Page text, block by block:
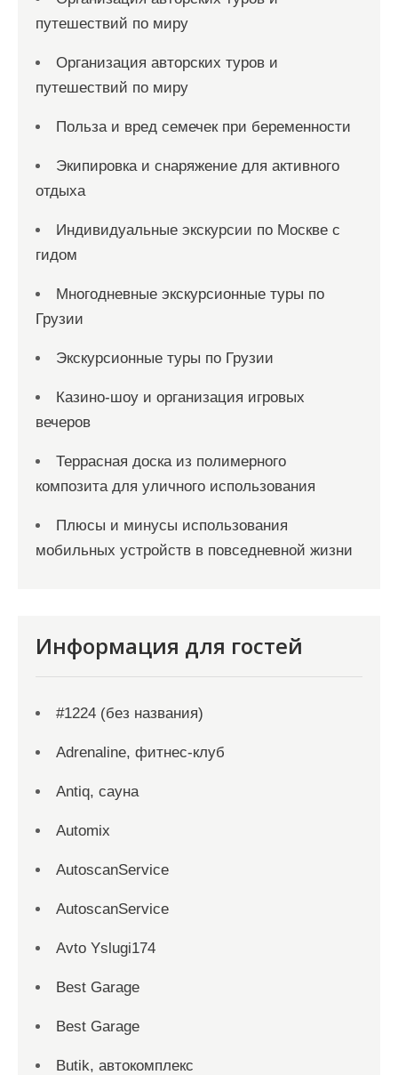
путешествий по миру
Организация авторских туров и
путешествий по миру
Польза и вред семечек при беременности
Экипировка и снаряжение для активного
отдыха
Индивидуальные экскурсии по Москве с
гидом
Многодневные экскурсионные туры по
Грузии
Экскурсионные туры по Грузии
Казино-шоу и организация игровых
вечеров
Террасная доска из полимерного
композита для уличного использования
Плюсы и минусы использования
мобильных устройств в повседневной жизни
Информация для гостей
#1224 (без названия)
Adrenaline, фитнес-клуб
Antiq, сауна
Automix
AutoscanService
AutoscanService
Avto Yslugi174
Best Garage
Best Garage
Butik, автокомплекс